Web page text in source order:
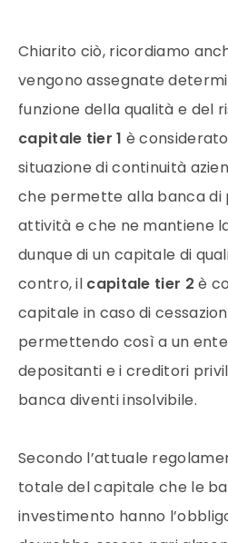
Chiarito ciò, ricordiamo
vengono assegnate
funzione della qualità e del
capitale tier 1 è
situazione di continuità
che permette alla banca di
attività e che ne mantiene
dunque di un capitale di
contro, il capitale tier 2 è
capitale in caso di
permettendo così a un
depositanti e i creditori
banca diventi insolvibile.
Secondo l’attuale
totale del capitale che le
investimento hanno